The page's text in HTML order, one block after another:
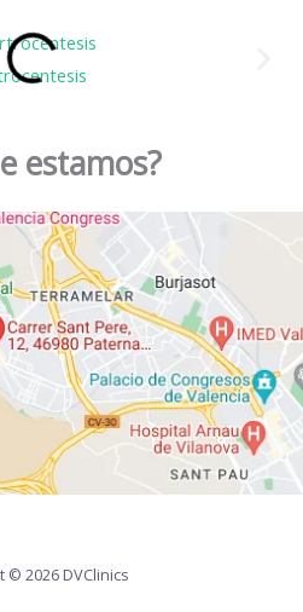
estamos?
© 2026 DVClinics